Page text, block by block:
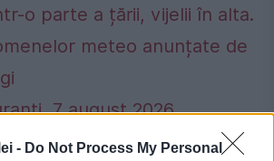
- Do Not Process My Personal
o parte a țării, vijelii în alta.
meteo anunțate de
7 august 2026.
apărută înainte de weekend